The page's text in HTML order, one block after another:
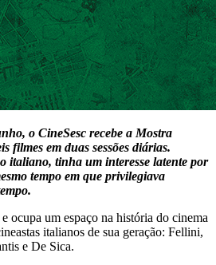
o CineSesc recebe a Mostra
filmes em duas sessões diárias.
italiano, tinha um interesse latente por
tempo em que privilegiava
ocupa um espaço na história do cinema
italianos de sua geração: Fellini,
e De Sica.